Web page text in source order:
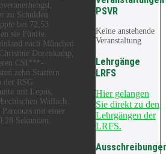
PSVR
Keine anstehende
Veranstaltung
Lehrgänge
LRFS
Hier gelangen
Sie direkt zu den
Lehrgängen der
LRFS.
zu Schulden
bei 72,53
sie Fünfte.
nach München
Dorenkamp,
CSI***-
zehn Startern
der RSG
mit Lepus,
Wallach.
Parcours mit einer
Sekunden.